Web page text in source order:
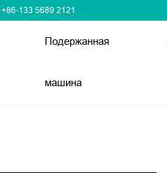
+86-133 5689 2121
Подержанная
машина